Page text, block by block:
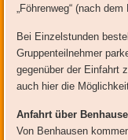
„Föhrenweg“ (nach dem
Bei Einzelstunden
Gruppenteilnehmer
gegenüber der Einfahrt
auch hier die
Anfahrt über
Von Benhausen